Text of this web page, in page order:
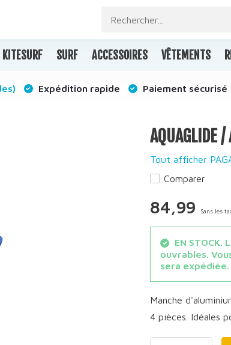
KITESURF SURF ACCESSOIRES VÊTEMENTS
Expédition rapide Paiement sécurisé
AQUAGLIDE
Tout afficher
Comparer
84,99 Sans les
EN
ouvrables.
sera expédiée.
Manche
4 pièces. Idéales